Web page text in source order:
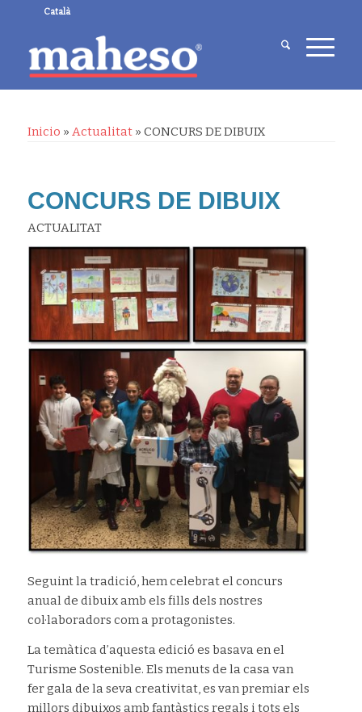
Català
Inicio » Actualitat» CONCURS DE DIBUIX
CONCURS DE DIBUIX
ACTUALITAT
Seguint la tradició, hem celebrat el concurs
anual de dibuix amb els fills dels nostres
col·laboradors com a protagonistes.
La temàtica d’aquesta edició es basava en el
Turisme Sostenible. Els menuts de la casa van
fer gala de la seva creativitat, es van premiar els
millors dibuixos amb fantàstics regals i tots els